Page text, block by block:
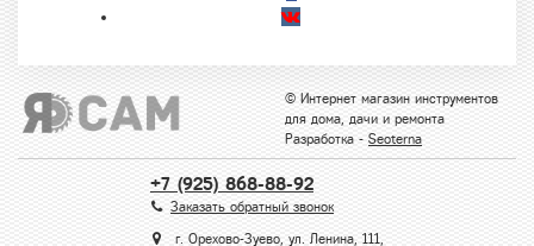
© Интернет магазин инструментов
для дома, дачи и ремонта
Разработка - Seoterna
+7 (925) 868-88-92
Заказать обратный звонок
г. Орехово-Зуево, ул. Ленина, 111,